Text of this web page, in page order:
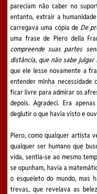
pareciam não caber no
entanto, extrair a
carregava uma cópia de De
uma frase de Piero della
compreende suas partes
distância, que não sabe julgar
que ele lesse novamente a
entender minha necessidade
ficar livre para admirar os
depois. Agradeci. Era
deglutir o que havia visto e
Piero, como qualquer artista
qualquer ser humano que
vida, sentia-se ao mesmo
se opunham, havia a
o esqueleto do mundo, mas
trevas, que revelava as